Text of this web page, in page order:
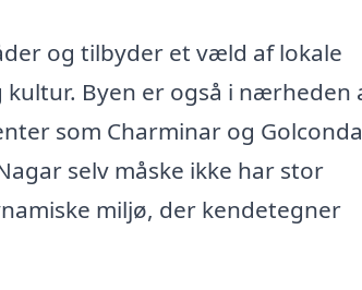
og tilbyder et væld af lokale
Byen er også i nærheden
som Charminar og
selv måske ikke har stor
miljø, der kendetegner